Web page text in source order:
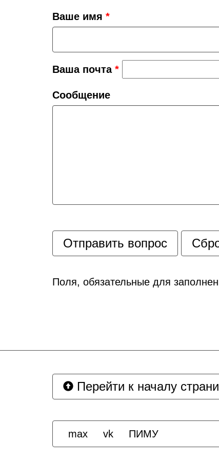
Ваше имя *
Ваша почта *
Сообщение
Поля, обязательные для
Перейти к началу
max vk ПИМУ